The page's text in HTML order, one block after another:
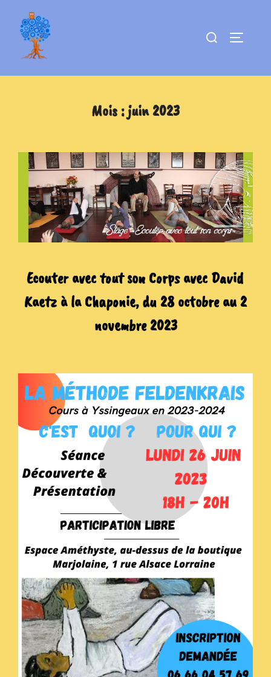
contenu
Rechercher :
Mois :juin 2023
Ecouter avec tout son Corps avec David
Kaetz à la Chaponie, du 28 octobre au 2
novembre 2023